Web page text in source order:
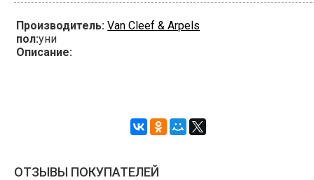
Производитель: Van Cleef & Arpels
пол:уни
Описание:
ОТЗЫВЫ ПОКУПАТЕЛЕЙ